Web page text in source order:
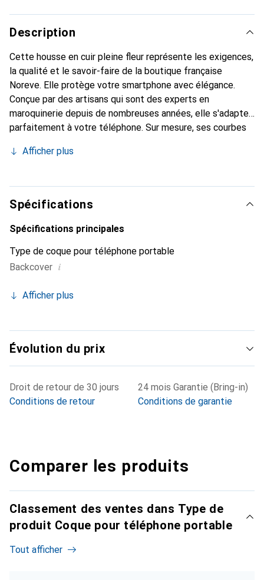
Description
Cette housse en cuir pleine fleur représente les exigences,
la qualité et le savoir-faire de la boutique française
Noreve. Elle protège votre smartphone avec élégance.
Conçue par des artisans qui sont des experts en
maroquinerie depuis de nombreuses années, elle s'adapte
parfaitement à votre téléphone. Sur mesure, ses courbes
devient l'accessoire chic et indispensable pour votre
produits de haute qualité, la marque Noreve est un choix
sûr pour une clientèle exigeante.
Afficher plus
Spécifications
Spécifications principales
Type de coque pour téléphone portable
Backcover i
Afficher plus
Évolution du prix
Droit de retour de 30 jours
Conditions de retour
24 mois Garantie (Bring-in)
Conditions de garantie
Comparer les produits
Classement des ventes dans Type de
produit Coque pour téléphone portable
Tout afficher